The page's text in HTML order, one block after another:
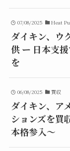
07/08/2025 Heat
ダイキン、ウ
供 ー 日本支
を
06/08/2025 買収
ダイキン、ア
ションズを買
本格参入～